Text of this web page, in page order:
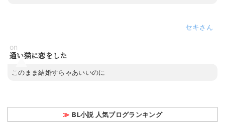
セキ
on
通い猫に恋をした
このまま結婚すらゃあいいのに
BL小説 人気ブログランキング